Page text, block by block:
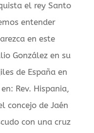
el rey Santo
entender
en este
González en su
de España en
Rev. Hispania,
concejo de Jaén
con una cruz